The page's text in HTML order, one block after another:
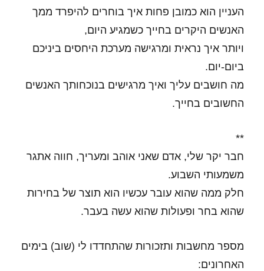
העניין הוא כמובן פחות איך בוחרים להיפרד ממך
האנשים היקרים בחייך כשמגיע היום,
ויותר איך נראית ומרגישה מערכת היחסים ביניכם
ביום-יום.
מה חושבים עליך ואיך מרגישים בנוכחותך האנשים
החשובים בחייך.
**
חבר יקר שלי, אדם שאני אוהב ומעריך, חווה אתגר
משמעותי השבוע.
חלק ממה שהוא עובר עכשיו הוא תוצר של בחירות
שהוא בחר ופעולות שהוא עשה בעבר.
מספר מחשבות ותזכורות שהתחדדו לי (שוב) בימים
האחרונים: